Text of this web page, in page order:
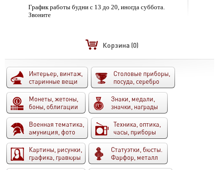
График работы будни с 13 до 20, иногда суббота.
Звоните
Корзина (0)
Интерьер, винтаж,
старинные вещи
Столовые приборы,
посуда, серебро
Монеты, жетоны,
боны, облигации
Знаки, медали,
значки, награды
Военная тематика,
амуниция, фото
Техника, оптика,
часы, приборы
Картины, рисунки,
графика, гравюры
Статуэтки, бюсты.
Фарфор, металл